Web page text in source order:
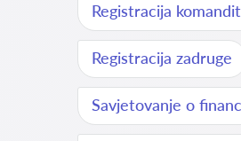
Registracija
Registracija zadruge
Savjetovanje o